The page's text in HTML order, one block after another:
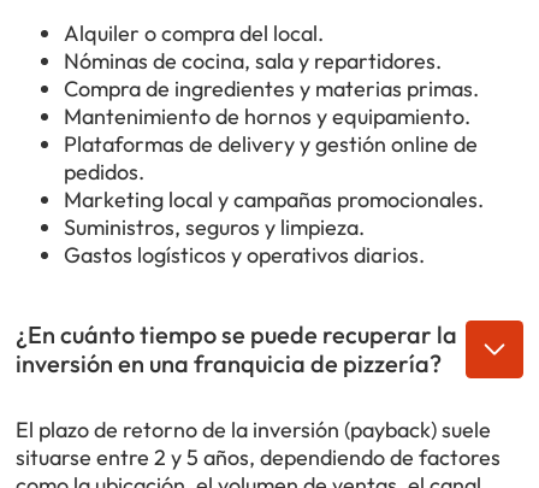
Alquiler o compra del local.
Nóminas de cocina, sala y repartidores.
Compra de ingredientes y materias primas.
Mantenimiento de hornos y equipamiento.
Plataformas de delivery y gestión online de
pedidos.
Marketing local y campañas promocionales.
Suministros, seguros y limpieza.
Gastos logísticos y operativos diarios.
¿En cuánto tiempo se puede recuperar la
inversión en una franquicia de pizzería?
El plazo de retorno de la inversión (payback) suele
situarse entre 2 y 5 años, dependiendo de factores